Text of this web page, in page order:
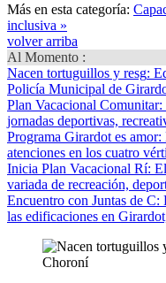
Más en esta categoría:
inclusiva »
volver arriba
Al Momento :
Nacen tortuguillos y resg:
Policía Municipal de
Plan Vacacional Comunitar:
jornadas deportivas,
Programa Girardot es amor:
atenciones en los cuatro
Inicia Plan Vacacional Rí:
variada de recreación,
Encuentro con Juntas de C:
las edificaciones en